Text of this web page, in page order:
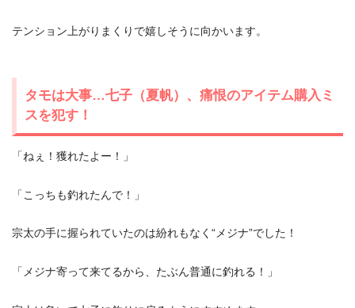
テンション上がりまくりで嬉しそうに向かいます。
タモは大事…七子（夏帆）、痛恨のアイテム購入ミ
スを犯す！
「ねぇ！獲れたよー！」
「こっちも釣れたんで！」
宗太の手に握られていたのは紛れもなく“メジナ”でした！
「メジナ寄って来てるから、たぶん普通に釣れる！」